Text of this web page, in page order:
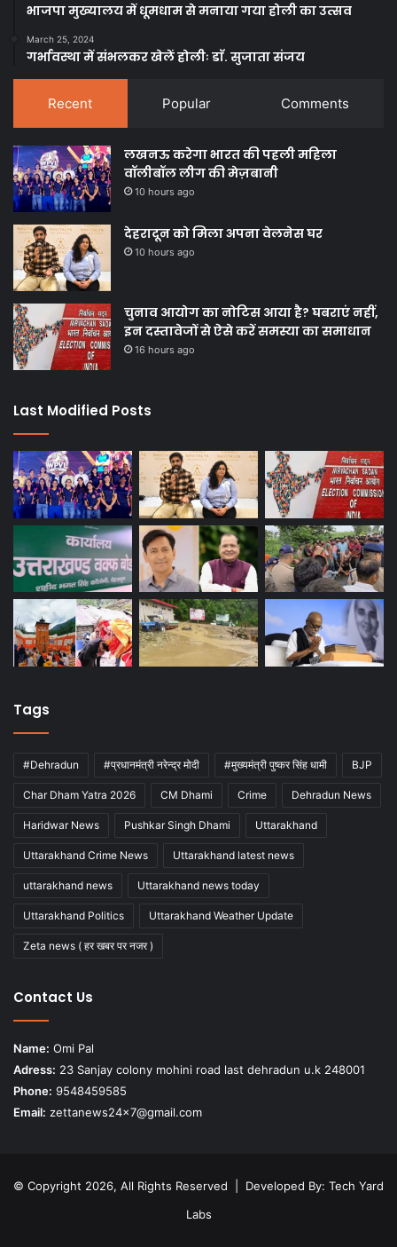
भाजपा मुख्यालय में धूमधाम से मनाया गया होली का उत्सव
March 25, 2024
गर्भावस्था में संभलकर खेलें होलीः डाॅ. सुजाता संजय
Recent Popular Comments
लखनऊ करेगा भारत की पहली महिला
वॉलीबॉल लीग की मेज़बानी
10 hours ago
देहरादून को मिला अपना वेलनेस घर
10 hours ago
चुनाव आयोग का नोटिस आया है? घबराएं नहीं,
इन दस्तावेजों से ऐसे करें समस्या का समाधान
16 hours ago
Last Modified Posts
Tags
#Dehradun #प्रधानमंत्री नरेन्द्र मोदी #मुख्यमंत्री पुष्कर सिंह धामी BJP
Char Dham Yatra 2026 CM Dhami Crime Dehradun News
Haridwar News Pushkar Singh Dhami Uttarakhand
Uttarakhand Crime News Uttarakhand latest news
uttarakhand news Uttarakhand news today
Uttarakhand Politics Uttarakhand Weather Update
Zeta news ( हर खबर पर नजर )
Contact Us
Name: Omi Pal
Adress: 23 Sanjay colony mohini road last dehradun u.k 248001
Phone: 9548459585
Email: zettanews24x7@gmail.com
© Copyright 2026, All Rights Reserved | Developed By: Tech Yard
Labs